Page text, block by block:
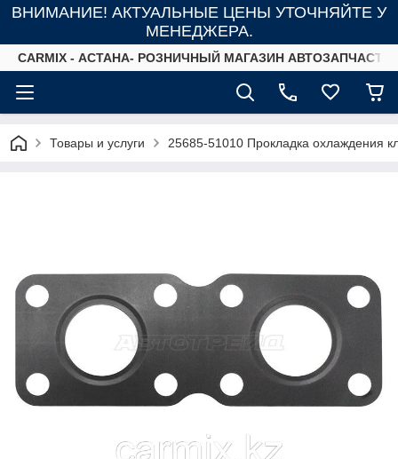
ВНИМАНИЕ! АКТУАЛЬНЫЕ ЦЕНЫ УТОЧНЯЙТЕ У
МЕНЕДЖЕРА.
СARMIX - АСТАНА- РОЗНИЧНЫЙ МАГАЗИН
Товары и услуги 25685-51010 Прокладка охлаждения